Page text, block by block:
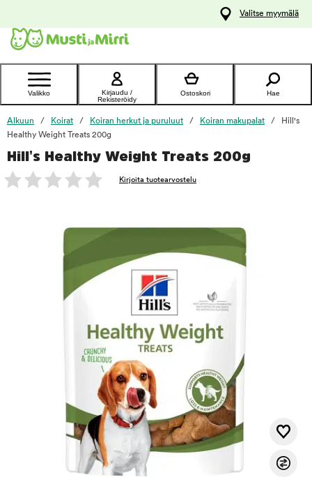
Ota yhteyttä
asiakaspalveluun
Valitse myymälä
Valikko
Kirjaudu /
Rekisteröidy
Ostoskori Hae
Alkuun Koirat Koiran herkut ja puruluut Koiran makupalat
Hill's
Healthy Weight Treats 200g
Hill's Healthy Weight Treats 200g
Kirjoita tuotearvostelu
foo